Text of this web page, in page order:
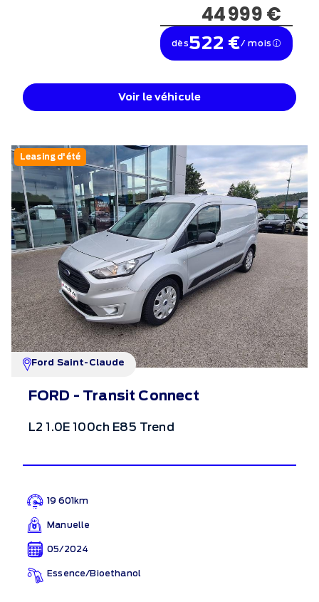
44 999 €
dès522 €/ mois
Voir le véhicule
Leasing d'été
Ford Saint-Claude
FORD - Transit Connect
L2 1.0E 100ch E85 Trend
19 601km
Manuelle
05/2024
Essence/Bioethanol